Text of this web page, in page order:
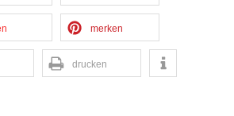
merken
drucken